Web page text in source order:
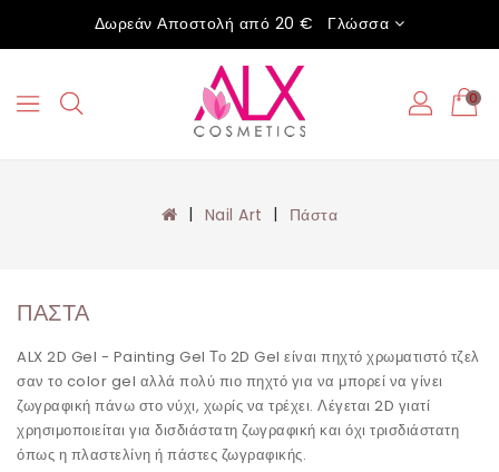
Δωρεάν Αποστολή από 20 € Γλώσσα
0
Nail Art Πάστα
ΠΆΣΤΑ
ALX 2D Gel - Painting Gel Το 2D Gel είναι πηχτό χρωματιστό τζελ
σαν το color gel αλλά πολύ πιο πηχτό για να μπορεί να γίνει
ζωγραφική πάνω στο νύχι, χωρίς να τρέχει. Λέγεται 2D γιατί
χρησιμοποιείται για δισδιάστατη ζωγραφική και όχι τρισδιάστατη
όπως η πλαστελίνη ή πάστες ζωγραφικής.